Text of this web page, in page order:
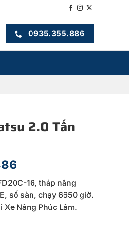
0935.355.886
2.0 Tấn
16, tháp nâng
số sàn, chạy 6650 giờ.
Xe Nâng Phúc Lâm.